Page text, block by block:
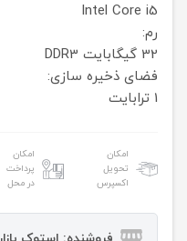
Intel Core i5
رم:
32 گیگابایت DDR3
فضای ذخیره سازی:
1 ترابایت
امکان
تحویل
اکسپرس
امکان
پرداخت
در محل